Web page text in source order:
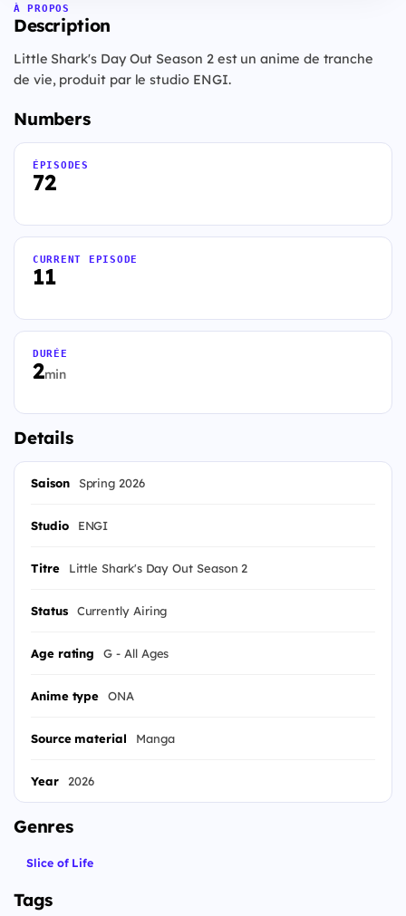
À PROPOS
Description
Little Shark's Day Out Season 2 est un anime de tranche
de vie, produit par le studio ENGI.
Numbers
72
ÉPISODES
11
CURRENT EPISODE
2min
DURÉE
Details
Saison Spring 2026
Studio ENGI
Titre Little Shark's Day Out Season 2
Status Currently Airing
Age rating G - All Ages
Anime type ONA
Source material Manga
Year 2026
Genres
Slice of Life
Tags